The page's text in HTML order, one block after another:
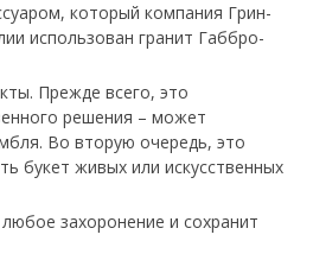
который компания Грин-
использован гранит Габбро-
Прежде всего, это
решения – может
Во вторую очередь, это
букет живых или искусственных
захоронение и сохранит